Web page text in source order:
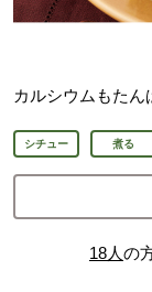
カルシウムもたん
シチュー 煮る
18人の